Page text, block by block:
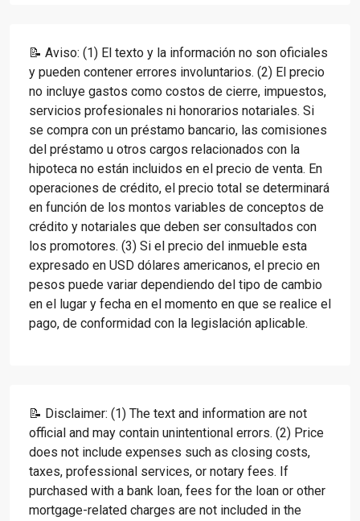
📝 Aviso: (1) El texto y la información no son oficiales
y pueden contener errores involuntarios. (2) El precio
no incluye gastos como costos de cierre, impuestos,
servicios profesionales ni honorarios notariales. Si
se compra con un préstamo bancario, las comisiones
del préstamo u otros cargos relacionados con la
hipoteca no están incluidos en el precio de venta. En
operaciones de crédito, el precio total se determinará
en función de los montos variables de conceptos de
crédito y notariales que deben ser consultados con
los promotores. (3) Si el precio del inmueble esta
expresado en USD dólares americanos, el precio en
pesos puede variar dependiendo del tipo de cambio
en el lugar y fecha en el momento en que se realice el
pago, de conformidad con la legislación aplicable.
📝 Disclaimer: (1) The text and information are not
official and may contain unintentional errors. (2) Price
does not include expenses such as closing costs,
taxes, professional services, or notary fees. If
purchased with a bank loan, fees for the loan or other
mortgage-related charges are not included in the